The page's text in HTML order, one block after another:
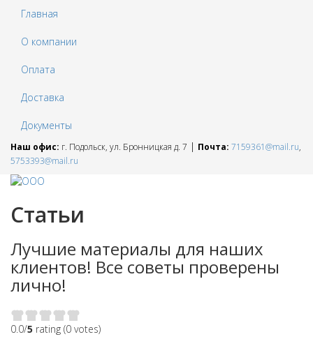
Главная
О компании
Оплата
Доставка
Документы
Наш офис: г. Подольск, ул. Бронницкая д. 7 | Почта: 7159361@mail.ru,
5753393@mail.ru
Статьи
Лучшие материалы для наших
клиентов! Все советы проверены
лично!
0.0/5 rating (0 votes)